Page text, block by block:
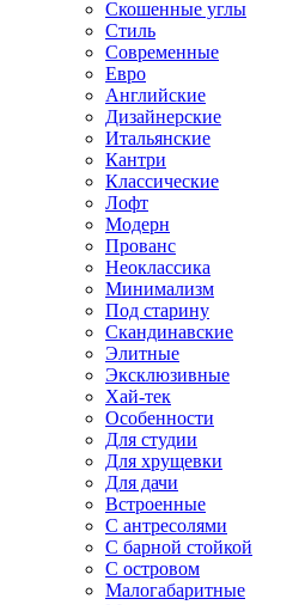
Скошенные углы
Стиль
Современные
Евро
Английские
Дизайнерские
Итальянские
Кантри
Классические
Лофт
Модерн
Прованс
Неоклассика
Минимализм
Под старину
Скандинавские
Элитные
Эксклюзивные
Хай-тек
Особенности
Для студии
Для хрущевки
Для дачи
Встроенные
С антресолями
С барной стойкой
С островом
Малогабаритные